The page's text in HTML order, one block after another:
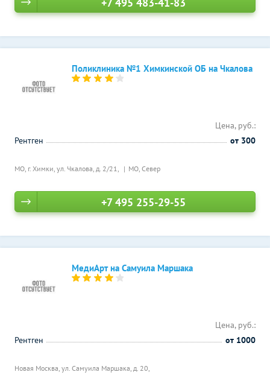
Поликлиника №1 Химкинской ОБ на Чкалова
МО, г. Химки, ул. Чкалова, д. 2/21, МО, Север
Цена, руб.:
Рентген
от 300
+7 495 255-29-55
МедиАрт на Самуила Маршака
Новая Москва, ул. Самуила Маршака, д. 20,
Цена, руб.:
Рентген
от 1000